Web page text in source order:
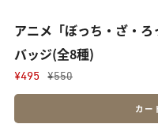
アニメ「ぼっち・ざ・
バッジ(全8種)
¥495 ¥550
カー